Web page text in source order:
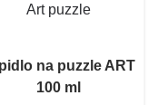
Art puzzle
na puzzle ART
100 ml